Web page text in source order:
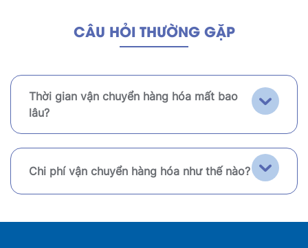
CÂU HỎI THƯỜNG GẶP
Thời gian vận chuyển hàng hóa mất bao
lâu?
Chi phí vận chuyển hàng hóa như thế nào?